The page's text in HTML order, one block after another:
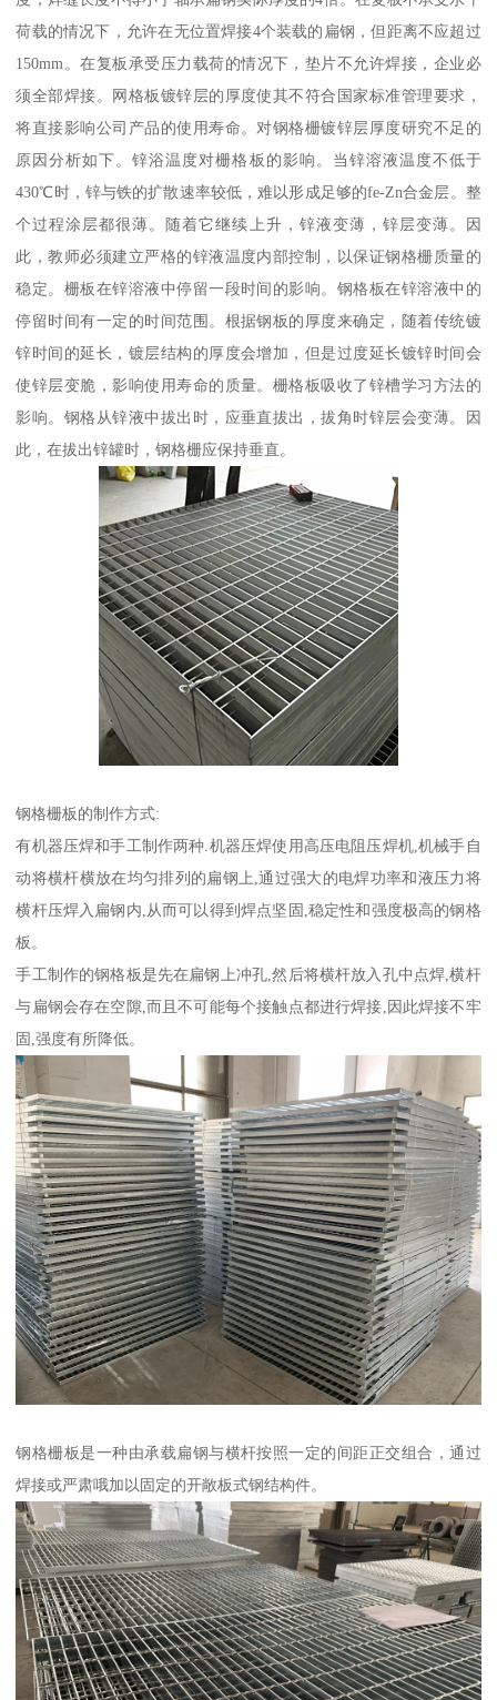
荷载的情况下，允许在无位置焊接4个装载的扁钢，但距离不应超过
150mm。在复板承受压力载荷的情况下，垫片不允许焊接，企业必
须全部焊接。网格板镀锌层的厚度使其不符合国家标准管理要求，
将直接影响公司产品的使用寿命。对钢格栅镀锌层厚度研究不足的
原因分析如下。锌浴温度对栅格板的影响。当锌溶液温度不低于
430℃时，锌与铁的扩散速率较低，难以形成足够的fe-Zn合金层。整
个过程涂层都很薄。随着它继续上升，锌液变薄，锌层变薄。因
此，教师必须建立严格的锌液温度内部控制，以保证钢格栅质量的
稳定。栅板在锌溶液中停留一段时间的影响。钢格板在锌溶液中的
停留时间有一定的时间范围。根据钢板的厚度来确定，随着传统镀
锌时间的延长，镀层结构的厚度会增加，但是过度延长镀锌时间会
使锌层变脆，影响使用寿命的质量。栅格板吸收了锌槽学习方法的
影响。钢格从锌液中拔出时，应垂直拔出，拔角时锌层会变薄。因
此，在拔出锌罐时，钢格栅应保持垂直。
钢格栅板的制作方式:
有机器压焊和手工制作两种.机器压焊使用高压电阻压焊机,机械手自
动将横杆横放在均匀排列的扁钢上,通过强大的电焊功率和液压力将
横杆压焊入扁钢内,从而可以得到焊点坚固,稳定性和强度极高的钢格
板。
手工制作的钢格板是先在扁钢上冲孔,然后将横杆放入孔中点焊,横杆
与扁钢会存在空隙,而且不可能每个接触点都进行焊接,因此焊接不牢
固,强度有所降低。
钢格栅板是一种由承载扁钢与横杆按照一定的间距正交组合，通过
焊接或严肃哦加以固定的开敞板式钢结构件。